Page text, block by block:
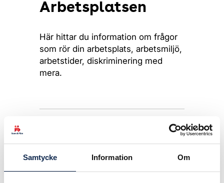
Samtycke Information Om
Arbetsplatsen
Här hittar du information om frågor
som rör din arbetsplats, arbetsmiljö,
arbetstider, diskriminering med
mera.